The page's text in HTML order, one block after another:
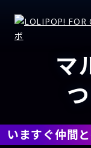
マ
いますぐ仲間